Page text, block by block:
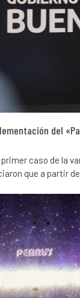
del
caso de la
que a partir